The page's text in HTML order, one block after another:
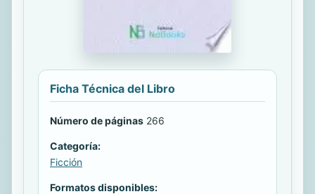
Ficha Técnica del Libro
Número de páginas 266
Categoría:
Ficción
Formatos disponibles: